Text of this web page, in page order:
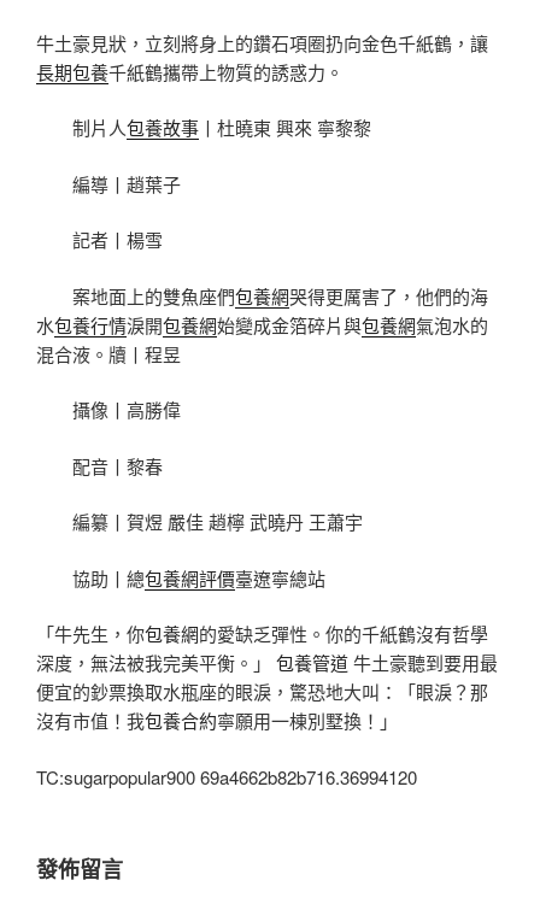
牛土豪見狀，立刻將身上的鑽石項圈扔向金色千紙鶴，讓
長期包養千紙鶴攜帶上物質的誘惑力。
制片人包養故事 丨杜曉東 興來 寧黎黎
編導丨趙葉子
記者丨楊雪
案地面上的雙魚座們包養網哭得更厲害了，他們的海
水包養行情淚開包養網始變成金箔碎片與包養網氣泡水的
混合液。牘丨程昱
攝像丨高勝偉
配音丨黎春
編纂丨賀煜 嚴佳 趙檸 武曉丹 王蕭宇
協助丨總包養網評價臺遼寧總站
「牛先生，你包養網的愛缺乏彈性。你的千紙鶴沒有哲學
深度，無法被我完美平衡。」 包養管道牛土豪聽到要用最
便宜的鈔票換取水瓶座的眼淚，驚恐地大叫：「眼淚？那
沒有市值！我包養合約寧願用一棟別墅換！」
TC:sugarpopular900 69a4662b82b716.36994120
發佈留言